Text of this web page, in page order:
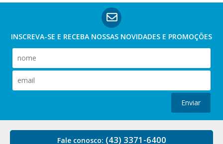
INSCREVA-SE E RECEBA NOSSAS NOVIDADES E PROMOÇÕES
Enviar
Fale conosco: (43) 3371-6400